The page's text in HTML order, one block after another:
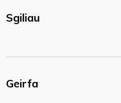
Sgiliau
Geirfa